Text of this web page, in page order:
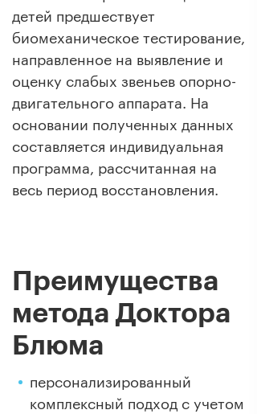
детей предшествует
биомеханическое тестирование,
направленное на выявление и
оценку слабых звеньев опорно-
двигательного аппарата. На
основании полученных данных
составляется индивидуальная
программа, рассчитанная на
весь период восстановления.
Преимущества
метода Доктора
Блюма
персонализированный
комплексный подход с учетом